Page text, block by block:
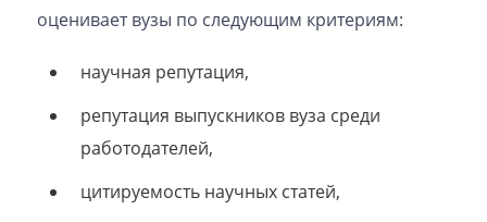
оценивает вузы по следующим критериям:
научная репутация,
репутация выпускников вуза среди
работодателей,
цитируемость научных статей,